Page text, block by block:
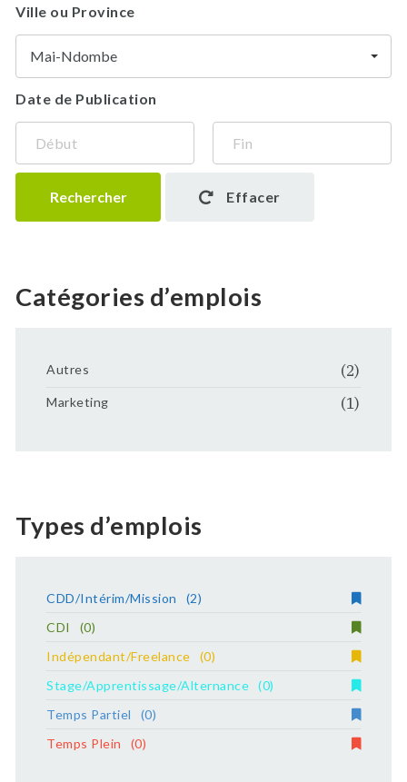
Ville ou Province
Mai-Ndombe
Date de Publication
Rechercher Effacer
Catégories d’emplois
Autres (2)
Marketing (1)
Types d’emplois
CDD/Intérim/Mission
(2)
CDI
(0)
Indépendant/Freelance
(0)
Stage/Apprentissage/Alternance
(0)
Temps Partiel
(0)
Temps Plein
(0)